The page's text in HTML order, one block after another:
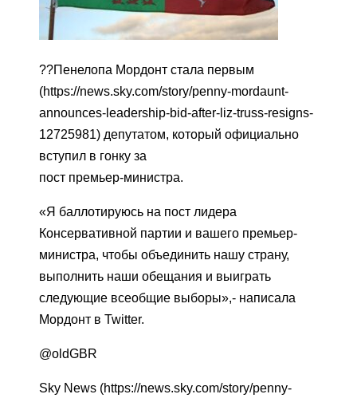
??Пенелопа Мордонт стала первым
(https://news.sky.com/story/penny-mordaunt-
announces-leadership-bid-after-liz-truss-resigns-
12725981) депутатом, который официально
вступил в гонку за
пост премьер-министра.
«Я баллотируюсь на пост лидера
Консервативной партии и вашего премьер-
министра, чтобы объединить нашу страну,
выполнить наши обещания и выиграть
следующие всеобщие выборы»,- написала
Мордонт в Twitter.
@oldGBR
Sky News (https://news.sky.com/story/penny-